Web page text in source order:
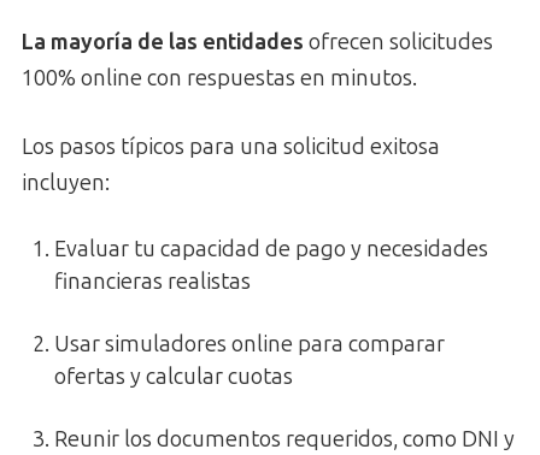
La mayoría de las entidades ofrecen solicitudes
100% online con respuestas en minutos.
Los pasos típicos para una solicitud exitosa
incluyen:
Evaluar tu capacidad de pago y necesidades
financieras realistas
Usar simuladores online para comparar
ofertas y calcular cuotas
Reunir los documentos requeridos, como DNI y